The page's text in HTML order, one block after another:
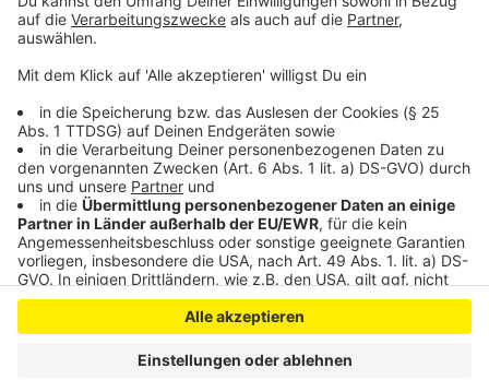
Anzeige
Anzeige
Anzeige